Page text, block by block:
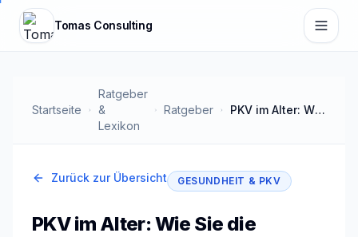
Zum Hauptinhalt springen
Tomas Consulting
Startseite
Ratgeber
&
Lexikon
Ratgeber PKV im Alter: Wie Sie die gefürchtete Kostenfalle vermeiden
Zurück zur Übersicht GESUNDHEIT & PKV
PKV im Alter: Wie Sie die